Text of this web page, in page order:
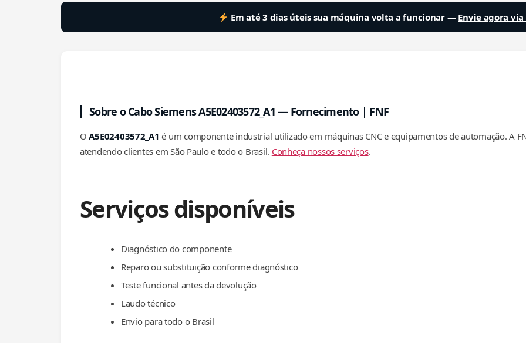
Em até 3 dias úteis sua máquina volta a funcionar — Envie agora
Sobre o Cabo Siemens A5E02403572_A1 — Fornecimento | FNF
OA5E02403572_A1 é um componente industrial utilizado em máquinas CNC e equipamentos de automação. A
atendendo clientes em São Paulo e todo o Brasil. Conheça nossos serviços.
Serviços disponíveis
Diagnóstico do componente
Reparo ou substituição conforme diagnóstico
Teste funcional antes da devolução
Laudo técnico
Envio para todo o Brasil